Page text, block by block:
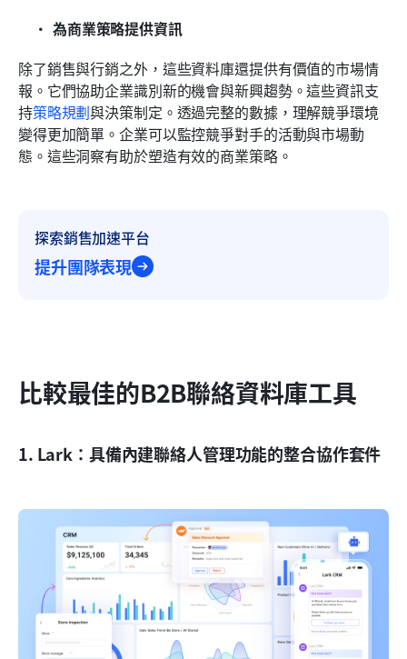
為商業策略提供資訊
除了銷售與行銷之外，這些資料庫還提供有價值的市場情
報。它們協助企業識別新的機會與新興趨勢。這些資訊支
持策略規劃與決策制定。透過完整的數據，理解競爭環境
變得更加簡單。企業可以監控競爭對手的活動與市場動
態。這些洞察有助於塑造有效的商業策略。
探索銷售加速平台
提升團隊表現
比較最佳的B2B聯絡資料庫工具
1. Lark：具備內建聯絡人管理功能的整合協作套件